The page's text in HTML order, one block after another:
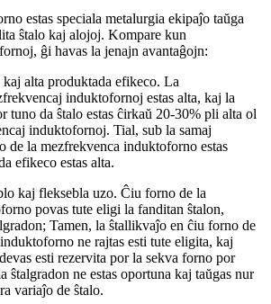
estas speciala metalurgia ekipaĵo taŭga
ŝtalo kaj alojoj. Kompare kun
ĝi havas la jenajn avantaĝojn:
alta produktada efikeco. La
induktofornoj estas alta, kaj la
tuno da ŝtalo estas ĉirkaŭ 20-30% pli alta ol
induktofornoj. Tial, sub la samaj
de la mezfrekvenca induktoforno estas
efikeco estas alta.
kaj fleksebla uzo. Ĉiu forno de la
povas tute eligi la fanditan ŝtalon,
Tamen, la ŝtallikvaĵo en ĉiu forno de
ne rajtas esti tute eligita, kaj
esti rezervita por la sekva forno por
ŝtalgradon ne estas oportuna kaj taŭgas nur
variaĵo de ŝtalo.